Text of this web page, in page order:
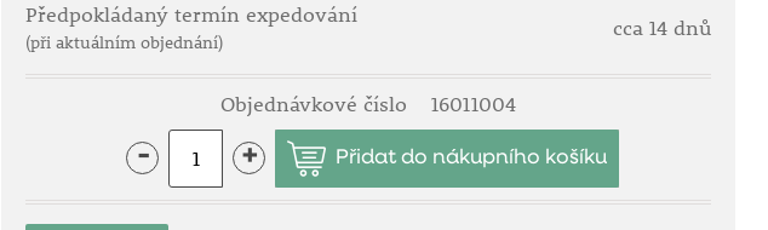
Předpokládaný termín expedování
(při aktuálním objednání)
cca 14 dnů
Objednávkové číslo 16011004
- +